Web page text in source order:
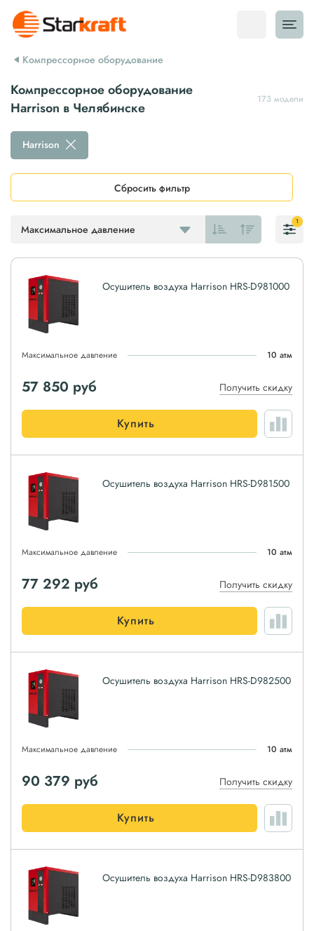
Компрессорное оборудование
Компрессорное оборудование
Harrison в Челябинске
173 модели
Максимальное давление
Harrison
Сбросить фильтр
1
Осушитель воздуха Harrison HRS-D981000
Максимальное давление 10 атм
57 850 руб Получить скидку
Купить
Осушитель воздуха Harrison HRS-D981500
Максимальное давление 10 атм
77 292 руб Получить скидку
Купить
Осушитель воздуха Harrison HRS-D982500
Максимальное давление 10 атм
90 379 руб Получить скидку
Купить
Осушитель воздуха Harrison HRS-D983800